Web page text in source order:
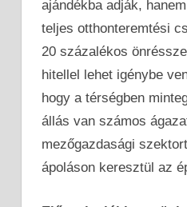
ajándékba adják,
teljes otthonteremtési
20 százalékos
hitellel lehet igénybe
hogy a térségben
állás van számos
mezőgazdasági
ápoláson keresztül az